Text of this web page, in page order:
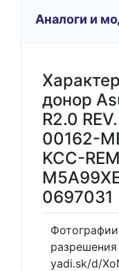
Аналоги и
донор
R2.0
00162-
KCC-
0697031
yadi.sk/d/